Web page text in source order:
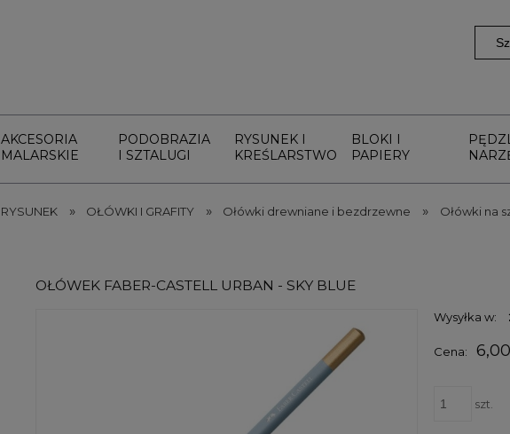
AKCESORIA
MALARSKIE
PODOBRAZIA
I SZTALUGI
RYSUNEK I
KREŚLARSTWO
BLOKI I
PAPIERY
RYSUNEK » OŁÓWKI I GRAFITY » Ołówki drewniane i bezdrzewne » Ołówki na
OŁÓWEK FABER-CASTELL URBAN - SKY BLUE
Wysyłka w:
Cena:
szt.